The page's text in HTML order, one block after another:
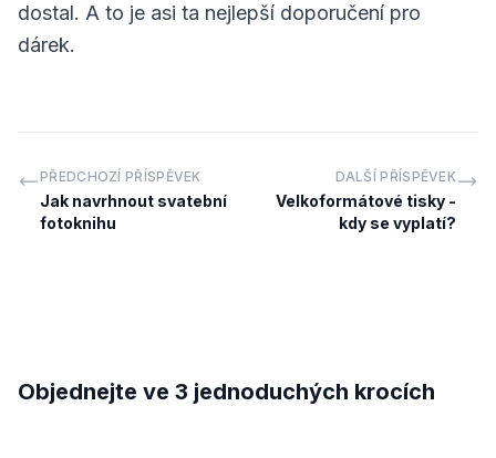
dostal. A to je asi ta nejlepší doporučení pro
dárek.
PŘEDCHOZÍ PŘÍSPĚVEK
Jak navrhnout svatební
fotoknihu
DALŠÍ PŘÍSPĚVEK
Velkoformátové tisky -
kdy se vyplatí?
Objednejte ve 3 jednoduchých krocích